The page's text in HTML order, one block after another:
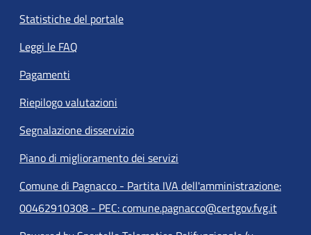
Statistiche del portale
Leggi le FAQ
Pagamenti
Riepilogo valutazioni
Segnalazione disservizio
Piano di miglioramento dei servizi
Comune di Pagnacco - Partita IVA dell'amministrazione:
00462910308 - PEC: comune.pagnacco@certgov.fvg.it